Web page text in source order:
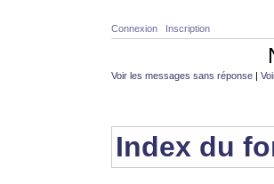
Connexion Inscription
Voir les messages sans réponse |
Index du